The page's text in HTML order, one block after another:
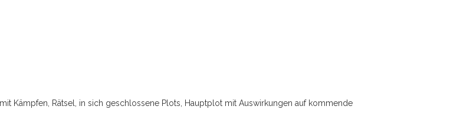
Kämpfen, Rätsel, in sich geschlossene Plots, Hauptplot mit Auswirkungen auf kommende